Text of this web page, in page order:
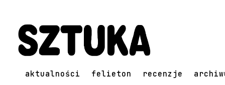
aktualności felieton recenzje